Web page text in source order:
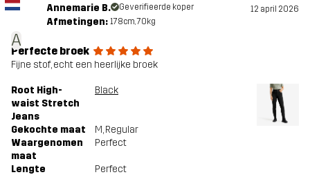
A
Annemarie B. Geverifieerde koper 12 april 2026
Afmetingen: 178cm, 70kg
Perfecte broek
Fijne stof, echt een heerlijke broek
Root High-
waist Stretch
Jeans
Black
Gekochte maat M, Regular
Waargenomen
maat
Perfect
Lengte Perfect